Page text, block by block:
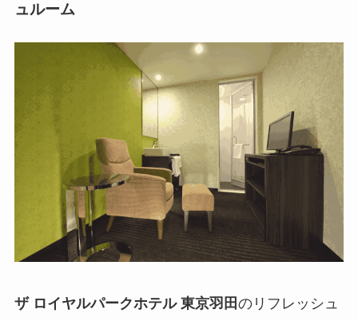
ュルーム
ザ ロイヤルパークホテル 東京羽田 のリフレッシュ